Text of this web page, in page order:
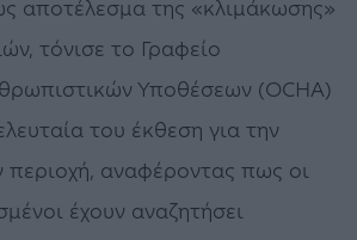
αποτέλεσμα της «κλιμάκωσης»
τόνισε το Γραφείο
Υποθέσεων (OCHA)
του έκθεση για την
περιοχή, αναφέροντας πως οι
έχουν αναζητήσει